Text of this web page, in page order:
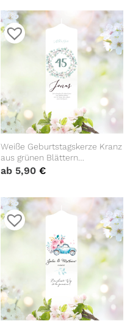
Weiße Geburtstagskerze Kranz
aus grünen Blättern
personalisiert
ab 5,90 €